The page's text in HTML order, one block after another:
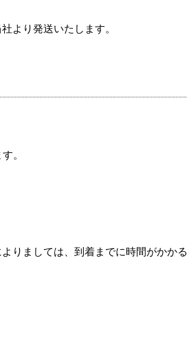
より発送いたします。
。
りましては、到着までに時間がかかる